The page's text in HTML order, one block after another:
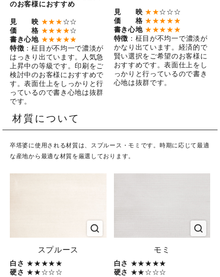
のお客様におすすめ
見 映 ★★★ ☆☆
価 格 ★★★★☆
書き心地 ★★★★★
特徴 ：柾目が不均一で濃淡が
はっきり出ています。人気急
上昇中の等級です。印刷をご
検討中のお客様におすすめで
す。表面仕上をしっかりと行
っているので書き心地は抜群
です。
見 映 ★★☆☆☆
価 格 ★★★★★
書き心地 ★★★★★
特徴 ：柾目が不均一で濃淡が
かなり出ています。経済的で
賢い選択をご希望のお客様に
おすすめです。表面仕上をし
っかりと行っているので書き
心地は抜群です。
材質について
卒塔婆に使用される材質は、スプルース・モミです。時期に応じて最適
な産地から最適な材質を厳選しております。
スプルース
白さ ★★★★★
硬さ ★★☆☆☆
モミ
白さ ★★★★★
硬さ ★★☆☆☆